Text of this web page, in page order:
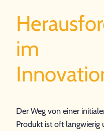
im
Der Weg von einer
Produkt ist oft langwierig